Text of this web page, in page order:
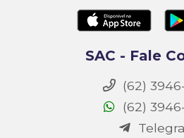
SAC - Fale
(62)
(62)